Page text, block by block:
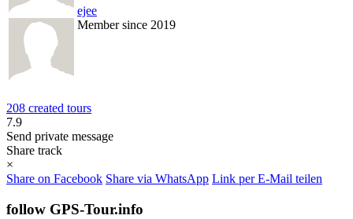
ejee
Member since 2019
208 created tours
7.9
Send private message
Share track
×
Share on Facebook Share via WhatsApp Link per E-Mail teilen
follow GPS-Tour.info